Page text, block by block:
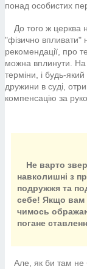
понад особистих
До того ж церква
"фізично впливати"
рекомендації, про
можна вплинути. На
терміни, і будь-
дружини в суді,
компенсацію за
Не варто
навколишні з
подружжя та
себе! Якщо
чимось
погане
Але, як би там не